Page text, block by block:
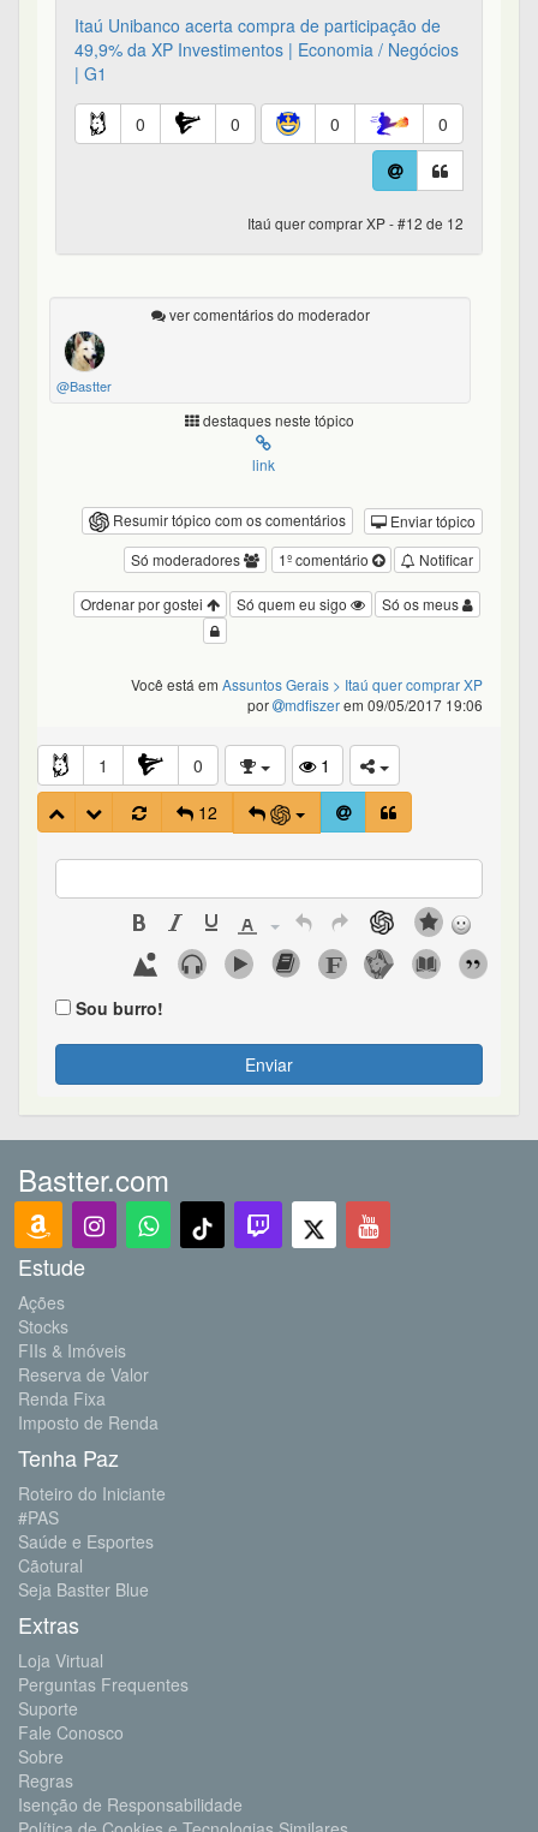
Itaú Unibanco acerta compra de participação de
49,9% da XP Investimentos | Economia / Negócios
| G1
0 0 0 0
Itaú quer comprar XP - #12 de 12
ver comentários do moderador
@Bastter
destaques neste tópico
link
Resumir tópico com os comentários
Enviar tópico
Notificar
1º comentário
Só moderadores
Só os meus
Só quem eu sigo
Ordenar por gostei
Você está em Assuntos Gerais > Itaú quer comprar XP
por
mdfiszerem 09/05/2017 19:06
1 0
1
12
Sou burro!
Enviar
Bastter.com
Estude
Ações
Stocks
FIIs & Imóveis
Reserva de Valor
Renda Fixa
Imposto de Renda
Tenha Paz
Roteiro do Iniciante
#PAS
Saúde e Esportes
Cãotural
Seja Bastter Blue
Extras
Loja Virtual
Perguntas Frequentes
Suporte
Fale Conosco
Sobre
Regras
Isenção de Responsabilidade